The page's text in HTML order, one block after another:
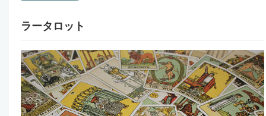
ラータロット